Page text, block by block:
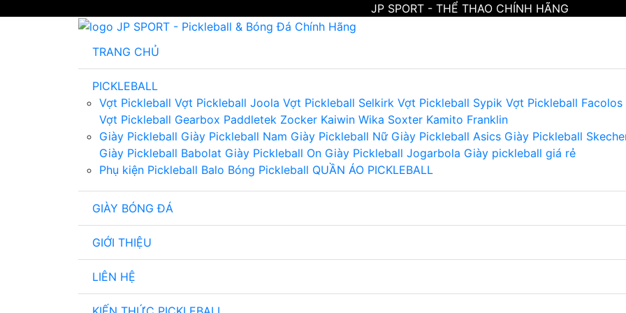
JP SPORT - THỂ THAO CHÍNH HÃNG
TRANG CHỦ
PICKLEBALL
Vợt Pickleball Vợt Pickleball Joola Vợt Pickleball Selkirk Vợt Pickleball Sypik Vợt Pickleball Facolos
Vợt Pickleball Gearbox Paddletek Zocker Kaiwin Wika Soxter Kamito Franklin
Giày Pickleball Giày Pickleball Nam Giày Pickleball Nữ Giày Pickleball Asics Giày Pickleball
Giày Pickleball Babolat Giày Pickleball On Giày Pickleball Jogarbola Giày pickleball giá rẻ
Phụ kiện Pickleball Balo Bóng Pickleball QUẦN ÁO PICKLEBALL
GIÀY BÓNG ĐÁ
GIỚI THIỆU
LIÊN HỆ